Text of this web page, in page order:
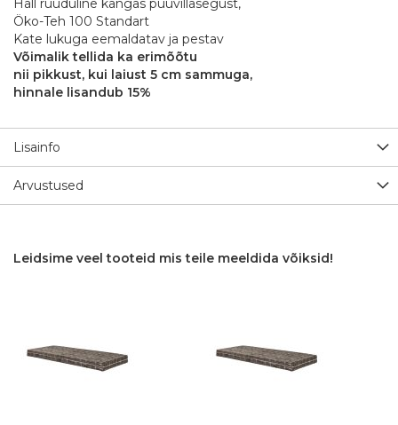
Hall ruuduline kangas puuvillasegust,
Öko-Teh 100 Standart
Kate lukuga eemaldatav ja pestav
Võimalik tellida ka erimõõtu
nii pikkust, kui laiust 5 cm sammuga,
hinnale lisandub 15%
Lisainfo
Arvustused
Leidsime veel tooteid mis teile meeldida võiksid!